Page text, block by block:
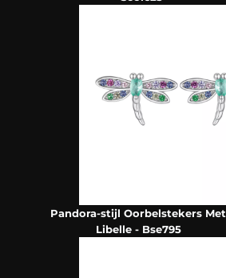
Pandora-stijl Oorbelstekers Met
Libelle - Bse795